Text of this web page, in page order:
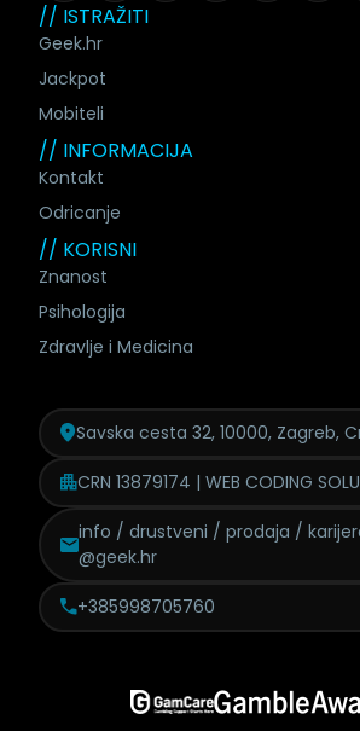
// ISTRAŽITI
Geek.hr
Jackpot
Mobiteli
// INFORMACIJA
Kontakt
Odricanje
// KORISNI
Znanost
Psihologija
Zdravlje i Medicina
Savska cesta 32, 10000, Zagreb,
CRN 13879174 | WEB CODING
info / drustveni / prodaja /
@geek.hr
+385998705760